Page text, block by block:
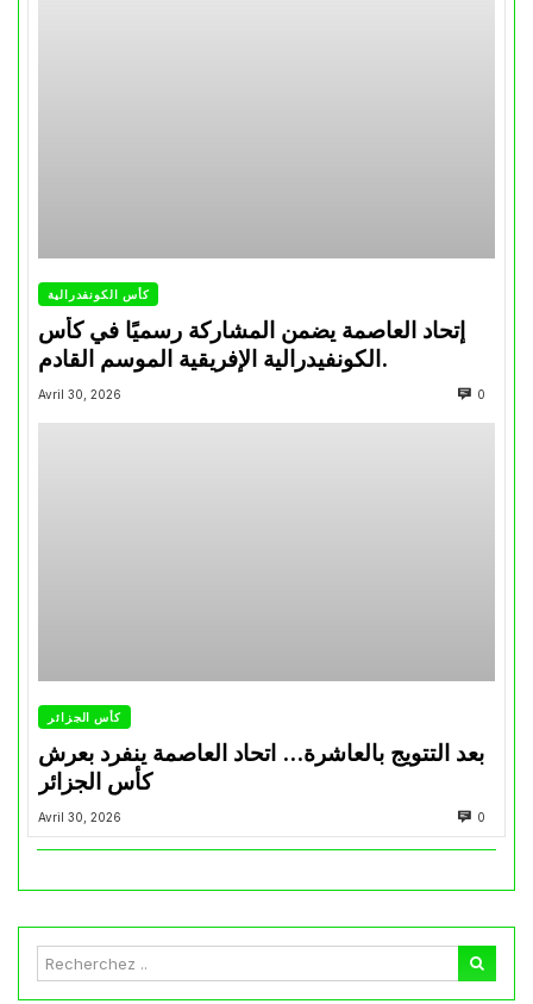
كأس الكونفدرالية
إتحاد العاصمة يضمن المشاركة رسميًا في كأس
الكونفيدرالية الإفريقية الموسم القادم.
Avril 30, 2026 0
كأس الجزائر
بعد التتويج بالعاشرة… اتحاد العاصمة ينفرد بعرش
كأس الجزائر
Avril 30, 2026 0